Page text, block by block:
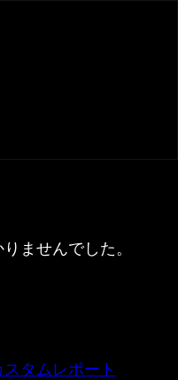
ませんでした。
スタムレポート